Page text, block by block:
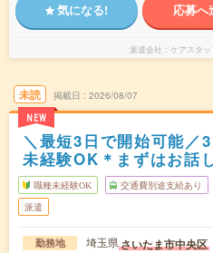
気になる! 応募へ
派遣会社 ケアスタッ
未読
NEW
掲載日 2026/08/07
＼最短3日で開始可能／
未経験OK＊まずはお話
職種未経験OK 交通費別途支給あり
派遣
勤務地 埼玉県さいたま市中央区